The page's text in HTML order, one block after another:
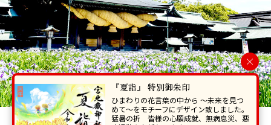
当ホームページで掲載の写真・イラスト等を無断で転写･複製することを
×
『夏詣』 特別御朱印
ひまわりの花言葉の中から 〜未来を見つ
めて〜をモチーフにデザイン致しました。
猛暑の折 皆様の心願成就、無病息災、悪